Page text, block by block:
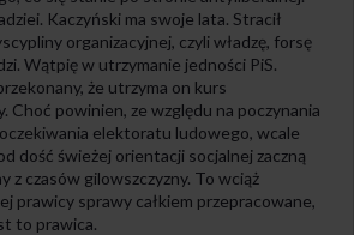
Kaczyński ma swoje lata. Stracił
organizacyjnej, czyli władzę, forsę
Wątpię w utrzymanie jedności PiS.
że utrzyma on kurs
Choć powinien, ze względu na poczynania
elektoratu ludowego, wcale
dość świeżej orientacji socjalnej zaczną
z czasów gilowszczyzny. To wciąż
prawicy sprawy całkiem przepracowane,
to prawica.